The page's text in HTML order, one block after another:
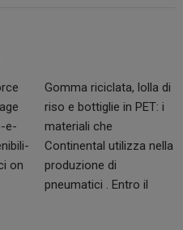
viaggiano su strade
asfaltate e non e su
percorsi sterrati.
Sviluppato con un
design particolarmente
robusto, performante e
Gomma riciclata, lolla di
riso e bottiglie in PET: i
materiali che
Continental utilizza nella
produzione di
pneumatici . Entro il